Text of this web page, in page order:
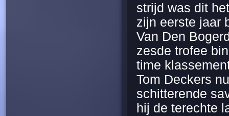
strijd was dit
zijn eerste jaar
Van Den
zesde trofee
time
Tom Deckers
schitterende
hij de terechte